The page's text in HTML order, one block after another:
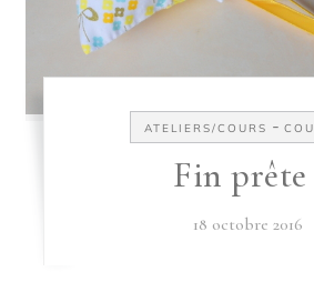
ATELIERS/COURS -
Fin prête
18 octobre 2016